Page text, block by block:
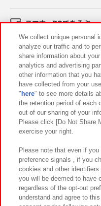
スマホ・PCであそぶ
イベント・キャンペーン
関連会社 サステ
プライバシーポリシー ウ
お取引先さまとともに
カスタマーハラスメント対応方
We collect unique personal
analyze our traffic and to
share information about
analytics and advertising
other information that you
have collected from your
" here" to see more details
the retention period of each
out of our sharing of your
Please click [Do Not Share
exercise your right.
Please note that even if
preference signals , if you
cookies and other
you will be deemed to have
regardless of the opt-out
understand and agree to